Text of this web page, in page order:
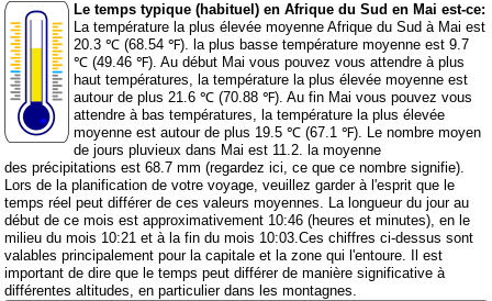
Le temps typique (habituel) en Afrique du Sud en Mai est-ce:
La température la plus élevée moyenne Afrique du Sud à Mai est
20.3 ℃ (68.54 ℉). la plus basse température moyenne est 9.7
℃ (49.46 ℉). Au début Mai vous pouvez vous attendre à plus
haut températures, la température la plus élevée moyenne est
autour de plus 21.6 ℃ (70.88 ℉). Au fin Mai vous pouvez vous
attendre à bas températures, la température la plus élevée
moyenne est autour de plus 19.5 ℃ (67.1 ℉). Le nombre moyen
de jours pluvieux dans Mai est 11.2. la moyenne
des précipitations est 68.7 mm (regardez ici, ce que ce nombre signifie).
Lors de la planification de votre voyage, veuillez garder à l'esprit que le
temps réel peut différer de ces valeurs moyennes. La longueur du jour au
début de ce mois est approximativement 10:46 (heures et minutes), en le
milieu du mois 10:21 et à la fin du mois 10:03.Ces chiffres ci-dessus sont
valables principalement pour la capitale et la zone qui l'entoure. Il est
important de dire que le temps peut différer de manière significative à
différentes altitudes, en particulier dans les montagnes.